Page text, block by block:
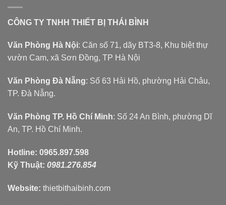
CÔNG TY TNHH THIẾT BỊ THÁI BÌNH
Văn Phòng Hà Nội: Căn số 71, dãy BT3-8, Khu biệt thự
vườn Cam, xã Sơn Đồng, TP Hà Nội
Văn Phòng Đà Nẵng: Số 63 Hải Hồ, phường Hải Châu,
TP. Đà Nẵng.
Văn Phòng TP. Hồ Chí Minh: Số 24 An Bình, phường Dĩ
An, TP. Hồ Chí Minh.
Hotline: 0965.897.598
Kỹ Thuật: 0981.276.854
Website: thietbithaibinh.com